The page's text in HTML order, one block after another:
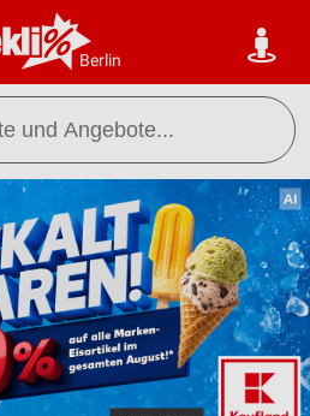
Berlin